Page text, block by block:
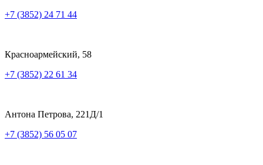
+7 (3852) 24 71 44
Красноармейский, 58
+7 (3852) 22 61 34
Антона Петрова, 221Д/1
+7 (3852) 56 05 07